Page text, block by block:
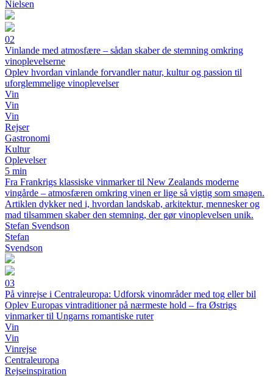
Nielsen
02
Vinlande med atmosfære – sådan skaber de stemning omkring
vinoplevelserne
Oplev hvordan vinlande forvandler natur, kultur og passion til
uforglemmelige vinoplevelser
Vin
Vin
Vin
Rejser
Gastronomi
Kultur
Oplevelser
5 min
Fra Frankrigs klassiske vinmarker til New Zealands moderne
vingårde – atmosfæren omkring vinen er lige så vigtig som smagen.
Artiklen dykker ned i, hvordan landskab, arkitektur, mennesker og
mad tilsammen skaber den stemning, der gør vinoplevelsen unik.
Stefan Svendson
Stefan
Svendson
03
På vinrejse i Centraleuropa: Udforsk vinområder med tog eller bil
Oplev Europas vintraditioner på nærmeste hold – fra Østrigs
vinmarker til Ungarns romantiske ruter
Vin
Vin
Vinrejse
Centraleuropa
Rejseinspiration